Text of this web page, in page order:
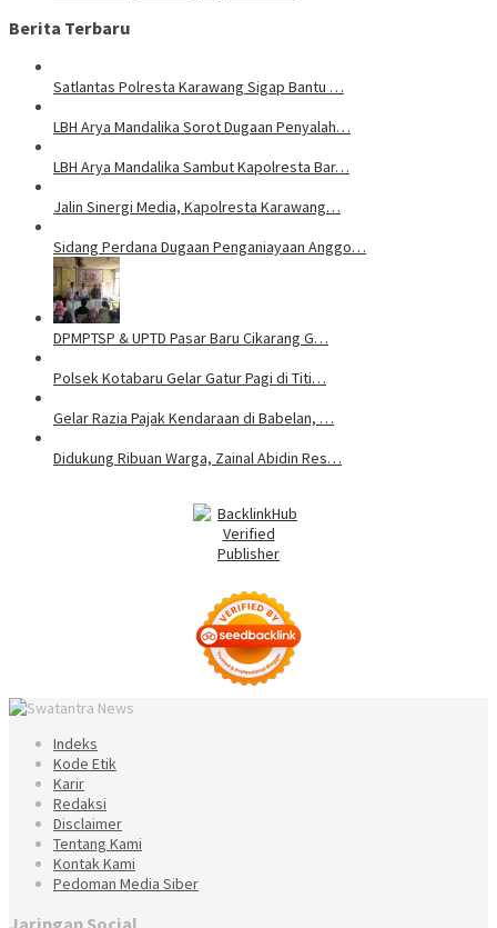
Berita Terbaru
Satlantas Polresta Karawang Sigap Bantu …
LBH Arya Mandalika Sorot Dugaan Penyalah…
LBH Arya Mandalika Sambut Kapolresta Bar…
Jalin Sinergi Media, Kapolresta Karawang…
Sidang Perdana Dugaan Penganiayaan Anggo…
DPMPTSP & UPTD Pasar Baru Cikarang G…
Polsek Kotabaru Gelar Gatur Pagi di Titi…
Gelar Razia Pajak Kendaraan di Babelan, …
Didukung Ribuan Warga, Zainal Abidin Res…
Indeks
Kode Etik
Karir
Redaksi
Disclaimer
Tentang Kami
Kontak Kami
Pedoman Media Siber
Jaringan Social